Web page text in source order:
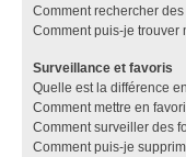
Comment rechercher
Comment puis-je trouver
Surveillance et favoris
Quelle est la différence
Comment mettre en
Comment surveiller des
Comment puis-je